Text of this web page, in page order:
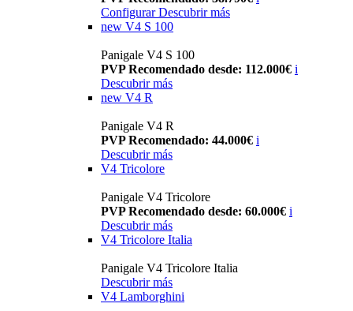
Configurar Descubrir más
new V4 S 100
Panigale V4 S 100
PVP Recomendado desde: 112.000€ i
Descubrir más
new V4 R
Panigale V4 R
PVP Recomendado: 44.000€ i
Descubrir más
V4 Tricolore
Panigale V4 Tricolore
PVP Recomendado desde: 60.000€ i
Descubrir más
V4 Tricolore Italia
Panigale V4 Tricolore Italia
Descubrir más
V4 Lamborghini